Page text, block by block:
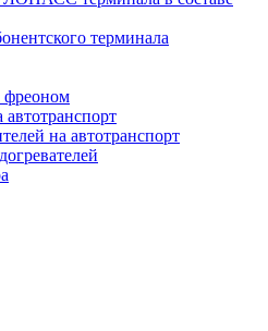
терминала
фреоном
на автотранспорт